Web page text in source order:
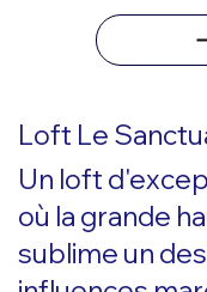
Loft Le
Un loft
où la grande
sublime un